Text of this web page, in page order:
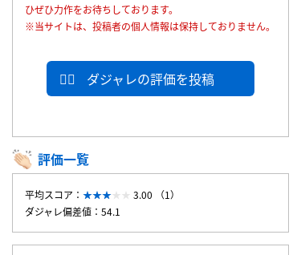
ひぜひ力作をお待ちしております。
※当サイトは、投稿者の個人情報は保持しておりません。
ダジャレの評価を投稿
評価一覧
平均スコア：
3.00 （1）
ダジャレ偏差値：54.1